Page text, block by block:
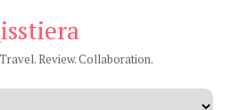
Review. Collaboration.